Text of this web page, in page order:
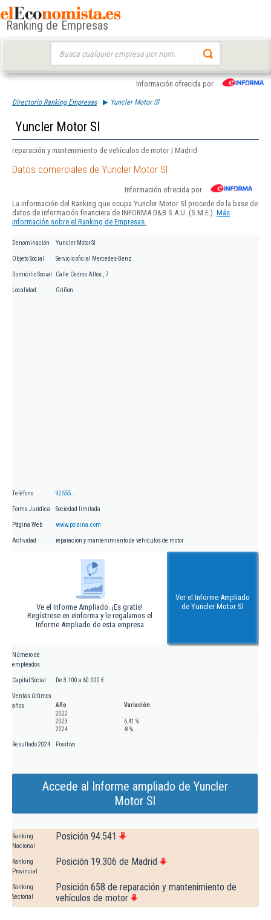
Ranking de Empresas
Información ofrecida por
Directorio Ranking Empresas Yuncler Motor Sl
Yuncler Motor Sl
reparación y mantenimiento de vehículos de motor | Madrid
Datos comerciales de Yuncler Motor Sl
Información ofrecida por
La información del Ranking que ocupa Yuncler Motor Sl procede de la base de
datos de información financiera de INFORMA D&B S.A.U. (S.M.E.). Más
información sobre el Ranking de Empresas.
Denominación Yuncler Motor Sl
Objeto Social Servicio oficial Mercedes-Benz.
Domicilio Social Calle Cedros Altos , 7
Localidad Griñon
Teléfono 92555...
Forma Jurídica Sociedad limitada
Página Web www.polaina.com
Actividad reparación y mantenimiento de vehículos de motor
Ve el Informe Ampliado. ¡Es gratis!
Regístrese en eInforma y le regalamos el
Informe Ampliado de esta empresa
Ver el Informe Ampliado
de Yuncler Motor Sl
Número de
empleados
Capital Social De 3.100 a 60.000 €
Ventas últimos
años
Año
Variación
2022
2023
6,41 %
2024
-8 %
Resultado 2024 Positivo
Accede al Informe ampliado de Yuncler
Motor Sl
Ranking
Nacional
Posición 94.541
Ranking
Provincial
Posición 19.306 de Madrid
Ranking
Sectorial
Posición 658 de reparación y mantenimiento de
vehículos de motor